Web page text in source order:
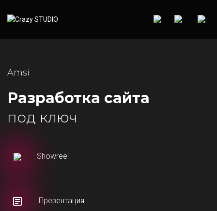
Amsi
Разработка сайта
под ключ
Showreel
Презентация